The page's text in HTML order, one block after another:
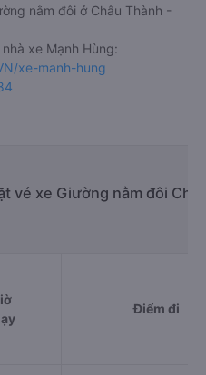
nằm đôi ở Châu Thành -
xe Mạnh Hùng:
xe-manh-hung
vé xe Giường nằm đôi
Điểm đi